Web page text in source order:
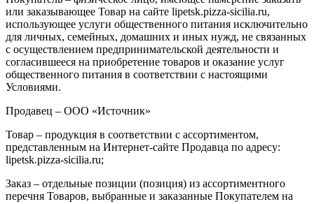
или заказывающее Товар на сайте lipetsk.pizza-sicilia.ru,
использующее услуги общественного питания исключительно
для личных, семейных, домашних и иных нужд, не связанных
с осуществлением предпринимательской деятельности и
согласившееся на приобретение товаров и оказание услуг
общественного питания в соответствии с настоящими
Условиями.
Продавец – ООО «Источник»
Товар – продукция в соответствии с ассортиментом,
представленным на Интернет-сайте Продавца по адресу:
lipetsk.pizza-sicilia.ru;
Заказ – отдельные позиции (позиция) из ассортиментного
перечня Товаров, выбранные и заказанные Покупателем на